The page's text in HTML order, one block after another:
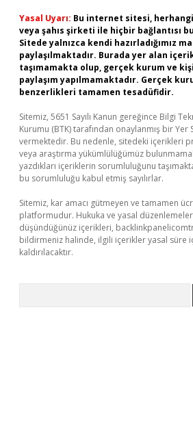
Yasal Uyarı: Bu internet sitesi,
veya şahıs şirketi ile hiçbir bağlantısı
Sitede yalnızca kendi hazırladığımız
paylaşılmaktadır. Burada yer alan
taşımamakta olup, gerçek kurum ve
paylaşım yapılmamaktadır. Gerçek
benzerlikleri tamamen tesadüfidir.
Sitemiz, 5651 Sayılı Kanun gereğince Bilgi
Kurumu (BTK) tarafından onaylanmış bir Yer
vermektedir. Bu nedenle, sitedeki içerikleri
veya araştırma yükümlülüğümüz
yazdıkları içeriklerin sorumluluğunu
bu sorumluluğu kabul etmiş sayılırlar.
Sitemiz, kar amacı gütmeyen ve tamamen
platformudur. Hukuka ve yasal
düşündüğünüz içerikleri,
bildirmeniz halinde, ilgili içerikler yasal süre
kaldırılacaktır.